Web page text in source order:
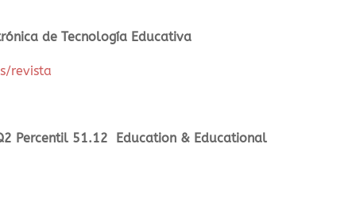
de Tecnología Educativa
revista
Percentil 51.12 Education & Educational